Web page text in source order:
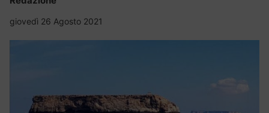
giovedì 26 Agosto 2021